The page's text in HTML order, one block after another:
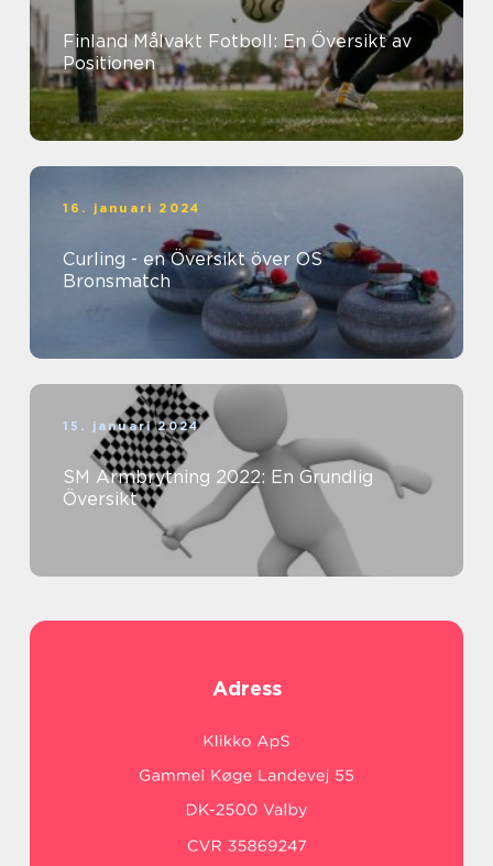
Finland Målvakt Fotboll: En Översikt av
Positionen
16. januari 2024
Curling - en Översikt över OS
Bronsmatch
15. januari 2024
SM Armbrytning 2022: En Grundlig
Översikt
Adress